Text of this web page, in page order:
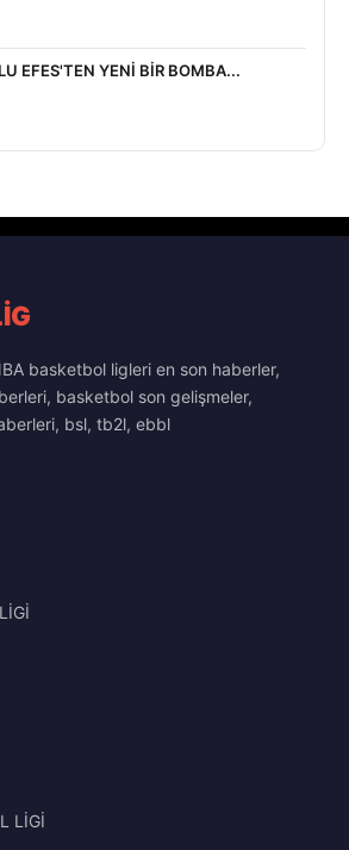
EFES'TEN YENİ BİR BOMBA...
basketbol ligleri en son haberler,
basketbol son gelişmeler,
bsl, tb2l, ebbl
LİGİ